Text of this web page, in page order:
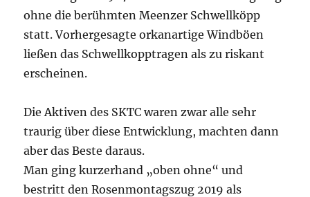
ohne die berühmten Meenzer Schwellköpp
statt. Vorhergesagte orkanartige Windböen
ließen das Schwellkopptragen als zu riskant
erscheinen.
Die Aktiven des SKTC waren zwar alle sehr
traurig über diese Entwicklung, machten dann
aber das Beste daraus.
Man ging kurzerhand „oben ohne“ und
bestritt den Rosenmontagszug 2019 als